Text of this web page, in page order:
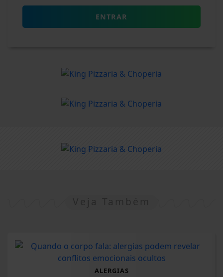
ENTRAR
ALERGIAS